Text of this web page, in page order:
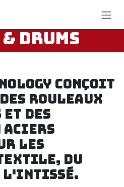
Drums
conçoit
rouleaux
des
aciers
les
du
l'intissé.